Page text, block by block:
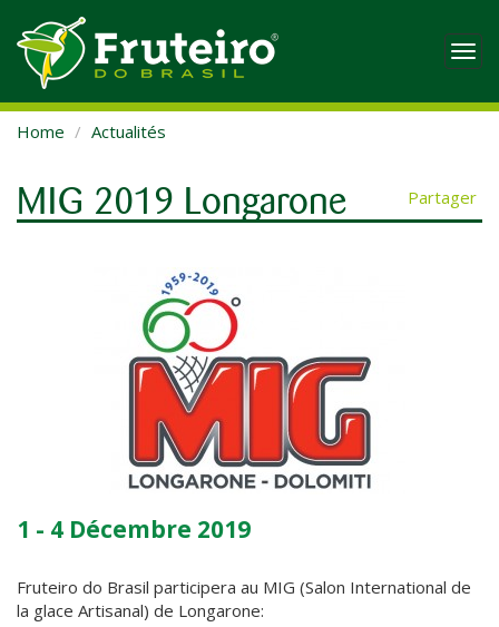
Home Actualités
MIG 2019 Longarone Partager
1 - 4 Décembre 2019
Fruteiro do Brasil participera au MIG (Salon International de
la glace Artisanal) de Longarone: